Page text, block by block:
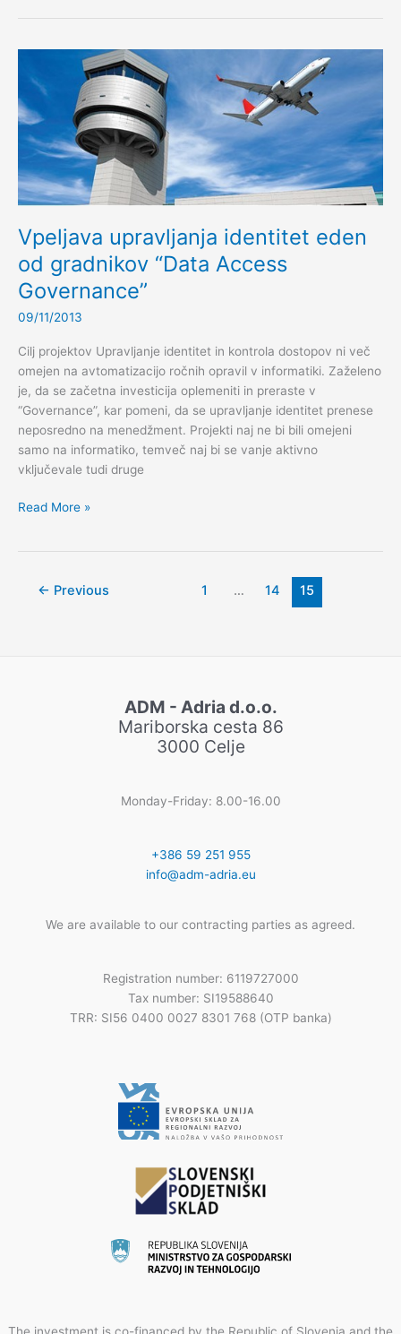
Vpeljava upravljanja identitet eden
od gradnikov “Data Access
Governance”
09/11/2013
Cilj projektov Upravljanje identitet in kontrola dostopov ni več
omejen na avtomatizacijo ročnih opravil v informatiki. Zaželeno
je, da se začetna investicija oplemeniti in preraste v
“Governance”, kar pomeni, da se upravljanje identitet prenese
neposredno na menedžment. Projekti naj ne bi bili omejeni
samo na informatiko, temveč naj bi se vanje aktivno
vključevale tudi druge
Vpeljava
Read More »
← Previous 1 … 14 15
ADM - Adria d.o.o.
Mariborska cesta 86
3000 Celje
Monday-Friday: 8.00-16.00
+386 59 251 955
info@adm-adria.eu
We are available to our contracting parties as agreed.
Registration number: 6119727000
Tax number: SI19588640
TRR: SI56 0400 0027 8301 768 (OTP banka)